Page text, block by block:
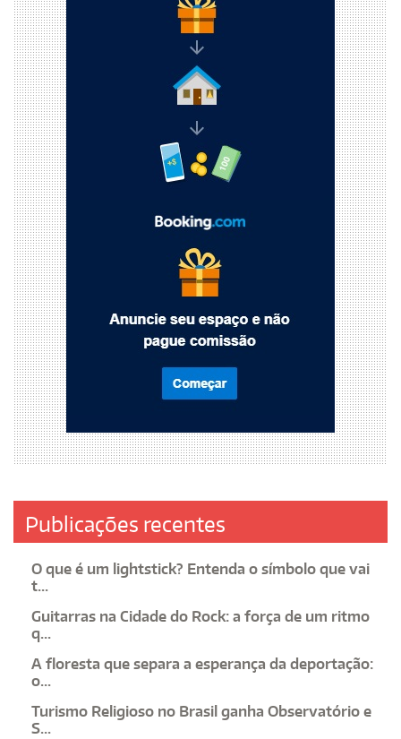
Publicações recentes
O que é um lightstick? Entenda o símbolo que vai
t...
Guitarras na Cidade do Rock: a força de um ritmo
q...
A floresta que separa a esperança da deportação:
o...
Turismo Religioso no Brasil ganha Observatório e
S...